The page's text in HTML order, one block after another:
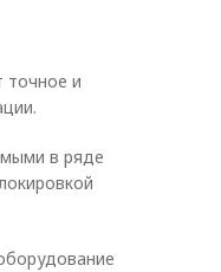
точное и
в ряде